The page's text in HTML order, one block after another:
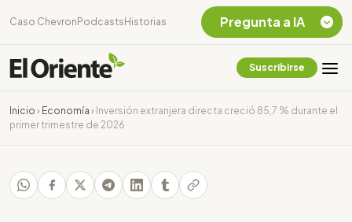
Caso Chevron Podcasts Historias
Suscribirse
Inicio › Economía › Inversión extranjera directa creció 85,7 % durante el
primer trimestre de 2026
Pregunta a IA
Chevron Ecuador